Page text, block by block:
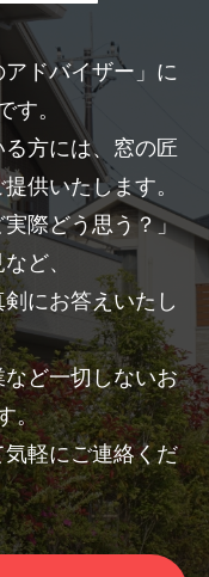
ドバイザー」に
す。
方には、窓の匠
供いたします。
実際どう思う？」
ど、
にお答えいたし
ど一切しないお
。
軽にご連絡くだ